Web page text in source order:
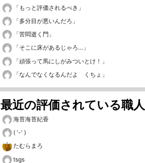
「 もっと評価されるべき 」
「多分目が悪いんだろ 」
「苦悶逝く門 」
「そこに床があるじゃろ… 」
「頑張って馬にしがみついとけ！ 」
「なんでなくなるんだよ くちょ 」
最近の評価されている職人
海苔海苔紀香
( '-' )
たむらまろ
tsgs